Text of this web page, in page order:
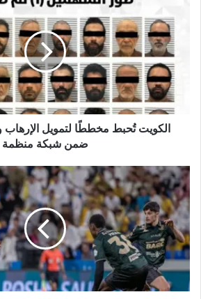
ا
ل
و
ي
ب
ضمن شبكة منظمة